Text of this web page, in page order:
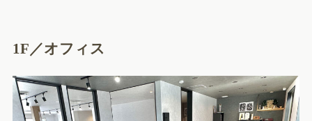
1F／オフィス